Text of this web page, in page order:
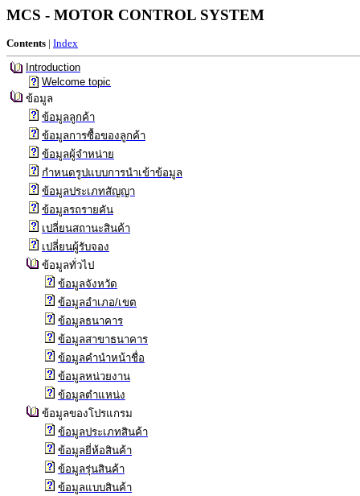
MCS - MOTOR CONTROL SYSTEM
Contents | Index
Introduction
Welcome topic
ข้อมูล
ข้อมูลลูกค้า
ข้อมูลการซื้อของลูกค้า
ข้อมูลผู้จำหน่าย
กำหนดรูปแบบการนำเข้าข้อมูล
ข้อมูลประเภทสัญญา
ข้อมูลรถรายคัน
เปลี่ยนสถานะสินค้า
เปลี่ยนผู้รับจอง
ข้อมูลทั่วไป
ข้อมูลจังหวัด
ข้อมูลอำเภอ/เขต
ข้อมูลธนาคาร
ข้อมูลสาขาธนาคาร
ข้อมูลคำนำหน้าชื่อ
ข้อมูลหน่วยงาน
ข้อมูลตำแหน่ง
ข้อมูลของโปรแกรม
ข้อมูลประเภทสินค้า
ข้อมูลยี่ห้อสินค้า
ข้อมูลรุ่นสินค้า
ข้อมูลแบบสินค้า